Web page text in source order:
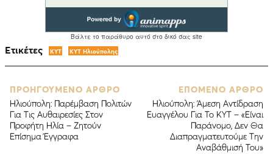
Ετικέτες ΚΥΤ ΚΥΤ Ηλιούπολης
ΠΡΟΗΓΟΥΜΕΝΟ ΑΡΘΡΟ
Ηλιούπολη: Παρέμβαση Πολιτών
Για Τις Αυθαιρεσίες Στον
Προφήτη Ηλία – Ζητούν
Επίσημα Έγγραφα
ΕΠΟΜΕΝΟ ΑΡΘΡΟ
Ηλιούπολη: Άμεση Αντίδραση
Ευαγγέλου Για Το ΚΥΤ – «Είναι
Παράνομο, Δεν Θα
Διαπραγματευτούμε Την
Αναβάθμισή Του»